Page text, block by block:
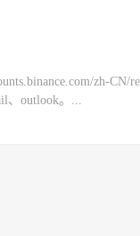
zh-CN/
、outlook。...